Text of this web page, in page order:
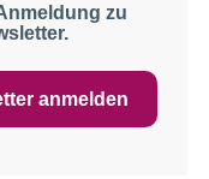
zu
anmelden